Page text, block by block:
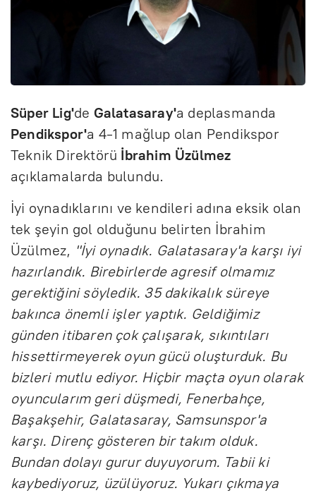
Süper Lig'de Galatasaray'a deplasmanda
Pendikspor'a 4-1 mağlup olan Pendikspor
Teknik Direktörü İbrahim Üzülmez
açıklamalarda bulundu.
İyi oynadıklarını ve kendileri adına eksik olan
tek şeyin gol olduğunu belirten İbrahim
Üzülmez, "İyi oynadık. Galatasaray'a karşı iyi
hazırlandık. Birebirlerde agresif olmamız
gerektiğini söyledik. 35 dakikalık süreye
bakınca önemli işler yaptık. Geldiğimiz
günden itibaren çok çalışarak, sıkıntıları
hissettirmeyerek oyun gücü oluşturduk. Bu
bizleri mutlu ediyor. Hiçbir maçta oyun olarak
oyuncularım geri düşmedi, Fenerbahçe,
Başakşehir, Galatasaray, Samsunspor'a
karşı. Direnç gösteren bir takım olduk.
Bundan dolayı gurur duyuyorum. Tabii ki
kaybediyoruz, üzülüyoruz. Yukarı çıkmaya